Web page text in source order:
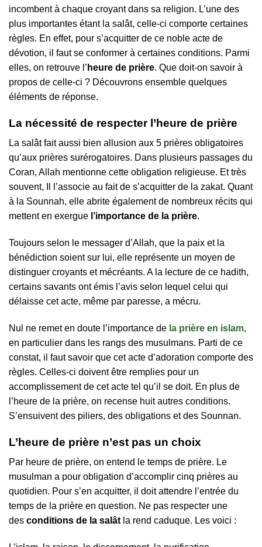
incombent à chaque croyant dans sa religion. L’une des
plus importantes étant la salât, celle-ci comporte certaines
règles. En effet, pour s’acquitter de ce noble acte de
dévotion, il faut se conformer à certaines conditions. Parmi
elles, on retrouve l’ heure de prière. Que doit-on savoir à
propos de celle-ci ? Découvrons ensemble quelques
éléments de réponse.
La nécessité de respecter l’heure de prière
La salât fait aussi bien allusion aux 5 prières obligatoires
qu’aux prières surérogatoires. Dans plusieurs passages du
Coran, Allah mentionne cette obligation religieuse. Et très
souvent, Il l’associe au fait de s’acquitter de la zakat. Quant
à la Sounnah, elle abrite également de nombreux récits qui
mettent en exergue l’importance de la prière.
Toujours selon le messager d’Allah, que la paix et la
bénédiction soient sur lui, elle représente un moyen de
distinguer croyants et mécréants. A la lecture de ce hadith,
certains savants ont émis l’avis selon lequel celui qui
délaisse cet acte, même par paresse, a mécru.
Nul ne remet en doute l’importance de la prière en islam,
en particulier dans les rangs des musulmans. Parti de ce
constat, il faut savoir que cet acte d’adoration comporte des
règles. Celles-ci doivent être remplies pour un
accomplissement de cet acte tel qu’il se doit. En plus de
l’heure de la prière, on recense huit autres conditions.
S’ensuivent des piliers, des obligations et des Sounnan.
L’heure de prière n’est pas un choix
Par heure de prière, on entend le temps de prière. Le
musulman a pour obligation d’accomplir cinq prières au
quotidien. Pour s’en acquitter, il doit attendre l’entrée du
temps de la prière en question. Ne pas respecter une
des conditions de la salât la rend caduque. Les voici :